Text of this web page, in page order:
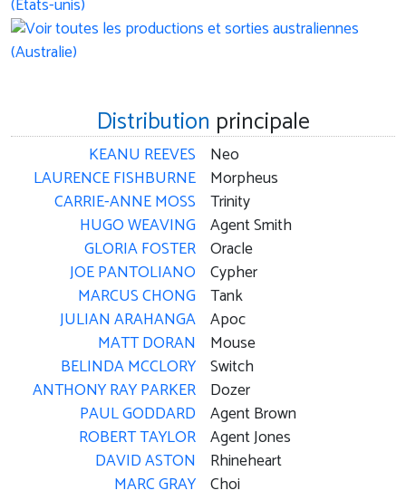
Distribution principale
KEANU REEVES
LAURENCE FISHBURNE
CARRIE-ANNE MOSS
HUGO WEAVING
GLORIA FOSTER
JOE PANTOLIANO
MARCUS CHONG
JULIAN ARAHANGA
MATT DORAN
BELINDA MCCLORY
ANTHONY RAY PARKER
PAUL GODDARD
ROBERT TAYLOR
DAVID ASTON
MARC GRAY
Neo
Morpheus
Trinity
Agent Smith
Oracle
Cypher
Tank
Apoc
Mouse
Switch
Dozer
Agent Brown
Agent Jones
Rhineheart
Choi